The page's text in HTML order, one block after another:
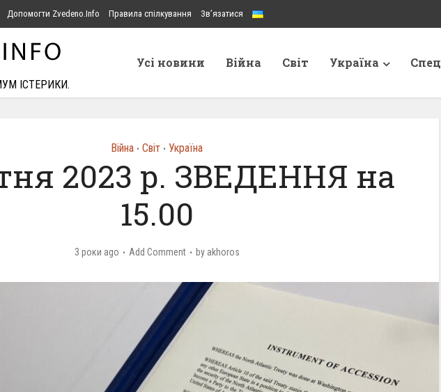
Допомогти Zvedeno.Info Правила спілкування Зв’язатися
ІСТЕРИКИ.
Усі новини Війна Світ Україна Спец
Війна • Світ • Україна
2023 р. ЗВЕДЕННЯ на
15.00
3 роки ago Add Comment by akhoros